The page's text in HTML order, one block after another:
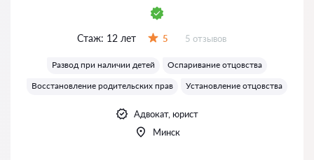
Стаж: 12 лет 5 Отзывов:
5 отзывов
Развод при наличии детей
Оспаривание отцовства
Восстановление родительских прав
Установление отцовства
Адвокат, юрист
Минск